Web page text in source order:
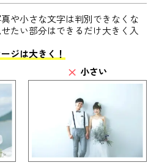
や小さな文字は判別できなくな
たい部分はできるだけ大きく入
ジは大きく！
小さい